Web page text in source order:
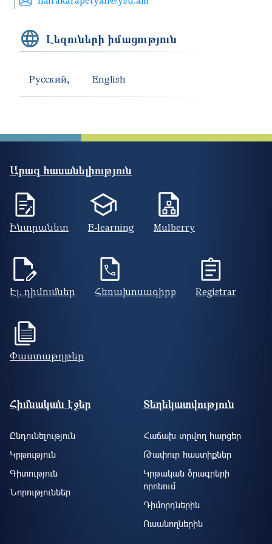
Լեզուների իմացություն
Русский English
Արագ հասանելիություն
Ինտրանետ E-learning Mulberry
Էլ. դիմումներ Հեռախոսագիրք Registrar
Փաստաթղթեր
Footer site information
Հիմնական էջեր
Ընդունելություն
Կրթություն
Գիտություն
Նորություններ
Տեղեկատվություն
Հաճախ տրվող հարցեր
Թափուր հաստիքներ
Կրթական ծրագրերի
որոնում
Դիմորդներին
Ուսանողներին